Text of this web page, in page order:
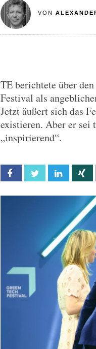
VON
TE berichtete über
Festival als
Jetzt äußert sich das
existieren. Aber er sei
„inspirierend“.
Facebook Twitter Linkedin